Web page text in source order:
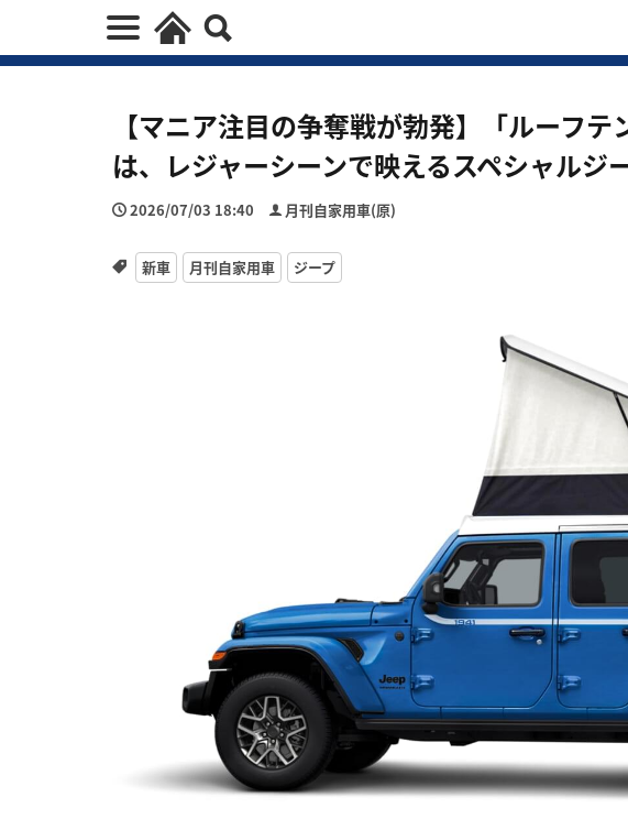
【マニア注目の争奪戦が勃発】「ルーフ
は、レジャーシーンで映えるスペシャルジー
2026/07/03 18:40 月刊自家用車(原)
新車 月刊自家用車 ジープ